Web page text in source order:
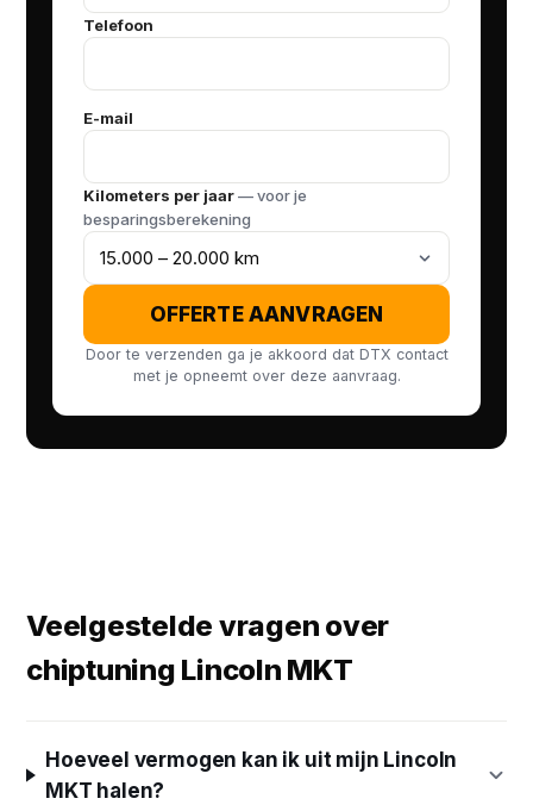
Telefoon
E-mail
Kilometers per jaar— voor je
besparingsberekening
OFFERTE AANVRAGEN
Door te verzenden ga je akkoord dat DTX contact
met je opneemt over deze aanvraag.
Veelgestelde vragen over
chiptuning Lincoln MKT
Hoeveel vermogen kan ik uit mijn Lincoln
MKT halen?